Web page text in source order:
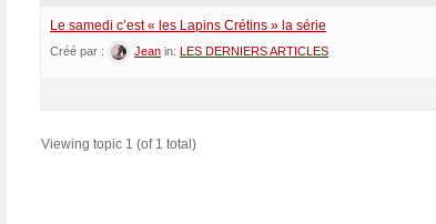
Le samedi c’est « les Lapins Crétins » la série
Créé par : Jean in: LES DERNIERS ARTICLES
Viewing topic 1 (of 1 total)